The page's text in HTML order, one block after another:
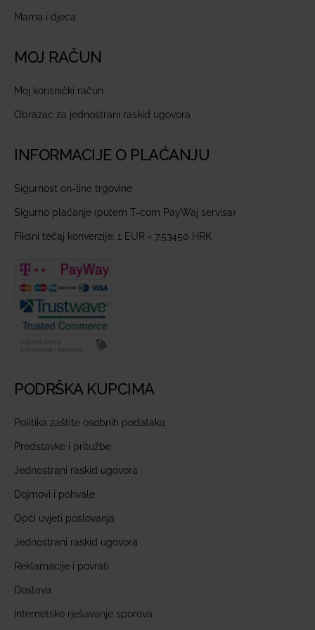
Mama i djeca
MOJ RAČUN
Moj korisnički račun
Obrazac za jednostrani raskid ugovora
INFORMACIJE O PLAĆANJU
Sigurnost on-line trgovine
Sigurno plaćanje (putem T-com PayWaj servisa)
Fiksni tečaj konverzije: 1 EUR = 7,53450 HRK
PODRŠKA KUPCIMA
Politika zaštite osobnih podataka
Predstavke i pritužbe
Jednostrani raskid ugovora
Dojmovi i pohvale
Opći uvjeti poslovanja
Jednostrani raskid ugovora
Reklamacije i povrati
Dostava
Internetsko rješavanje sporova